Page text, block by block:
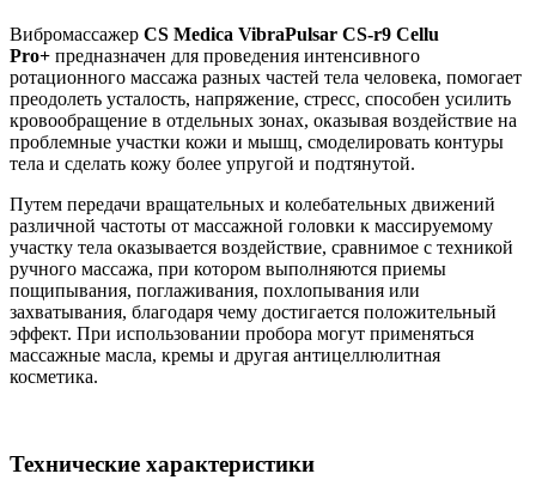
Вибромассажер CS Medica VibraPulsar CS-r9 Cellu
Pro+ предназначен для проведения интенсивного
ротационного массажа разных частей тела человека, помогает
преодолеть усталость, напряжение, стресс, способен усилить
кровообращение в отдельных зонах, оказывая воздействие на
проблемные участки кожи и мышц, смоделировать контуры
тела и сделать кожу более упругой и подтянутой.
Путем передачи вращательных и колебательных движений
различной частоты от массажной головки к массируемому
участку тела оказывается воздействие, сравнимое с техникой
ручного массажа, при котором выполняются приемы
пощипывания, поглаживания, похлопывания или
захватывания, благодаря чему достигается положительный
эффект. При использовании пробора могут применяться
массажные масла, кремы и другая антицеллюлитная
косметика.
Технические характеристики